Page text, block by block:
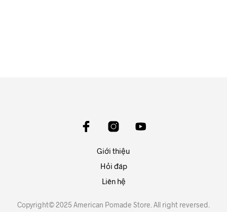
Giới thiệu
Hỏi đáp
Liên hệ
Copyright© 2025 American Pomade Store. All right reversed.